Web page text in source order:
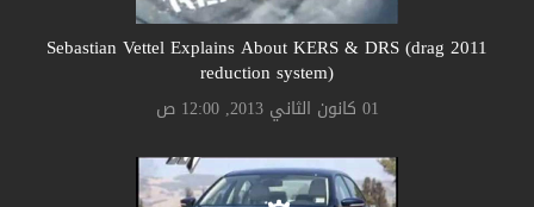
2011 Sebastian Vettel Explains About KERS & DRS (drag
reduction system)
01 كانون الثاني 2013, 12:00 ص